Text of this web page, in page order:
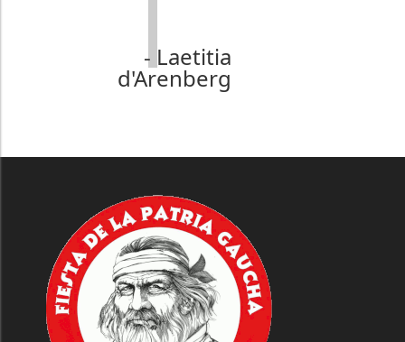
- Laetitia
d'Arenberg